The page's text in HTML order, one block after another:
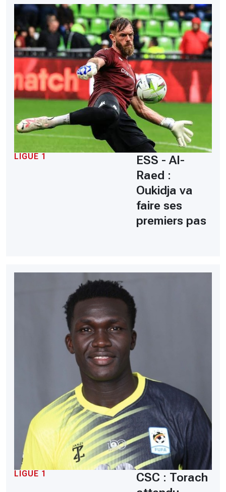
LIGUE 1
ESS - Al-
Raed :
Oukidja va
faire ses
premiers pas
LIGUE 1
CSC : Torach